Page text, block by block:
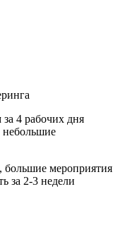
4 рабочих дня
небольшие
мероприятия
за 2-3 недели